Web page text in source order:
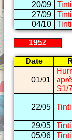
20/09
27/09
04/10
1952
Date
01/01
S1/7
22/05
29/05
05/06